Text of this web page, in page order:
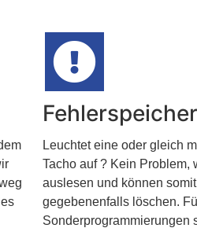
Leuchtet eine oder gleich
Tacho auf ? Kein Problem,
auslesen und können
gegebenenfalls löschen.
Sonderprogrammierungen